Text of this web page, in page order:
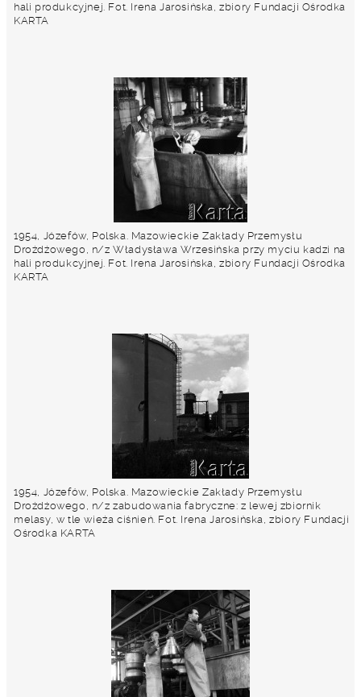
hali produkcyjnej. Fot. Irena Jarosińska, zbiory Fundacji Ośrodka
KARTA
1954, Józefów, Polska. Mazowieckie Zakłady Przemysłu
Drożdżowego, n/z Władysława Wrzesińska przy myciu kadzi na
hali produkcyjnej. Fot. Irena Jarosińska, zbiory Fundacji Ośrodka
KARTA
1954, Józefów, Polska. Mazowieckie Zakłady Przemysłu
Drożdżowego, n/z zabudowania fabryczne: z lewej zbiornik
melasy, w tle wieża ciśnień. Fot. Irena Jarosińska, zbiory Fundacji
Ośrodka KARTA